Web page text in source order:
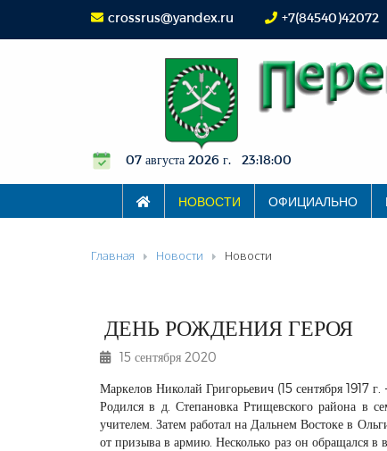
crossrus@yandex.ru +7(84540)42072
07 августа 2026 г. 23:18:00
НОВОСТИ ОФИЦИАЛЬНО
Главная Новости Новости
ДЕНЬ РОЖДЕНИЯ ГЕРОЯ
15 сентября 2020
Маркелов Николай Григорьевич (15 сентября 1917
Родился в д. Степановка Ртищевского района в
учителем. Затем работал на Дальнем Востоке в
от призыва в армию. Несколько раз он обращался в